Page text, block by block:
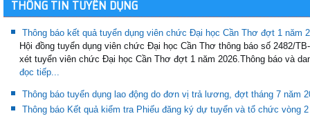
THÔNG TIN TUYỂN DỤNG
Thông báo kết quả tuyển dụng viên chức Đại học Cần Thơ đợt 1 năm
Hội đồng tuyển dụng viên chức Đại học Cần Thơ thông báo số 2482/
xét tuyển viên chức Đại học Cần Thơ đợt 1 năm 2026.Thông báo và
đọc tiếp...
Thông báo tuyển dụng lao động do đơn vị trả lương, đợt tháng 7 năm
Thông báo Kết quả kiểm tra Phiếu đăng ký dự tuyển và tổ chức